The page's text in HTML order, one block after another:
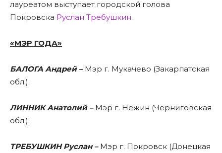
лауреатом выступает городской голова
Покровска Руслан Требушкин.
«МЭР ГОДА»
БАЛОГА Андрей – Мэр г. Мукачево (Закарпатская
обл.);
ЛИННИК Анатолий –Мэр г. Нежин (Черниговская
обл.);
ТРЕБУШКИН Руслан – Мэр г. Покровск (Донецкая